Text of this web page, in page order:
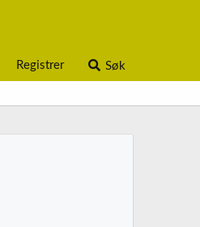
Registrer Søk